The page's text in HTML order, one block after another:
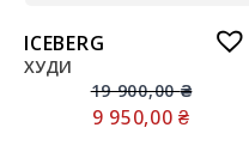
ICEBERG
ХУДИ
19 900,00₴
9 950,00₴